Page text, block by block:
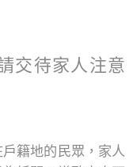
交待家人注意
籍地的民眾，家人